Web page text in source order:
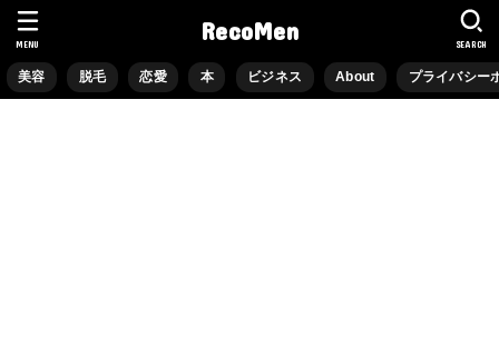
RecoMen
美容 脱毛 恋愛 本 ビジネス About プライバシー
SEARCH
MENU